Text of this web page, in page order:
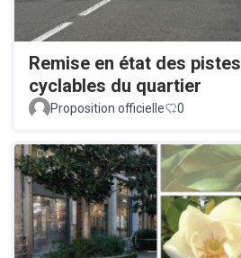
Remise en état des pistes
cyclables du quartier
Proposition officielle 0